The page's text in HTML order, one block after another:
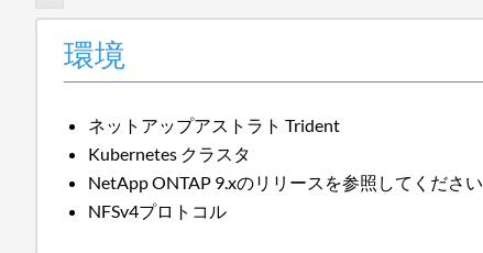
環境
ネットアップアストラト Trident
Kubernetes クラスタ
NetApp ONTAP 9.xのリリースを参照してください
NFSv4プロトコル